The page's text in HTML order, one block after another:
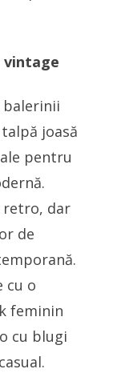
vintage
balerinii
joasă
pentru
retro, dar
de
cu o
feminin
cu blugi